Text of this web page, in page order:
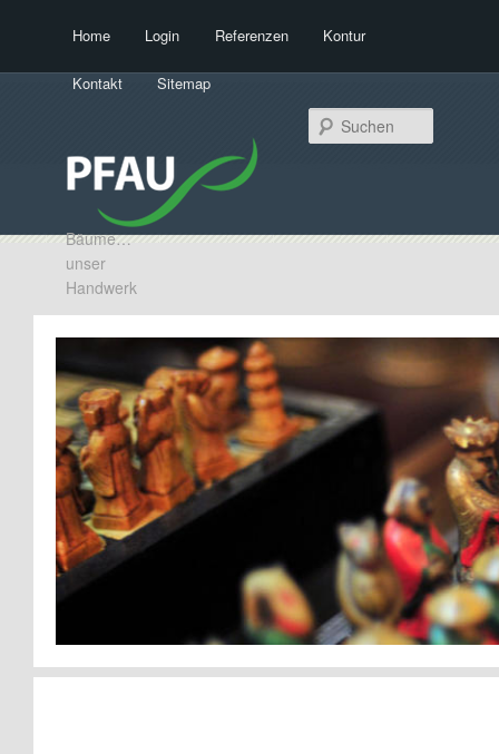
Zum Inhalt wechseln
Zum sekundären Inhalt wechseln
Home Login Referenzen Kontur
Kontakt Sitemap
Bäume…
unser
Handwerk